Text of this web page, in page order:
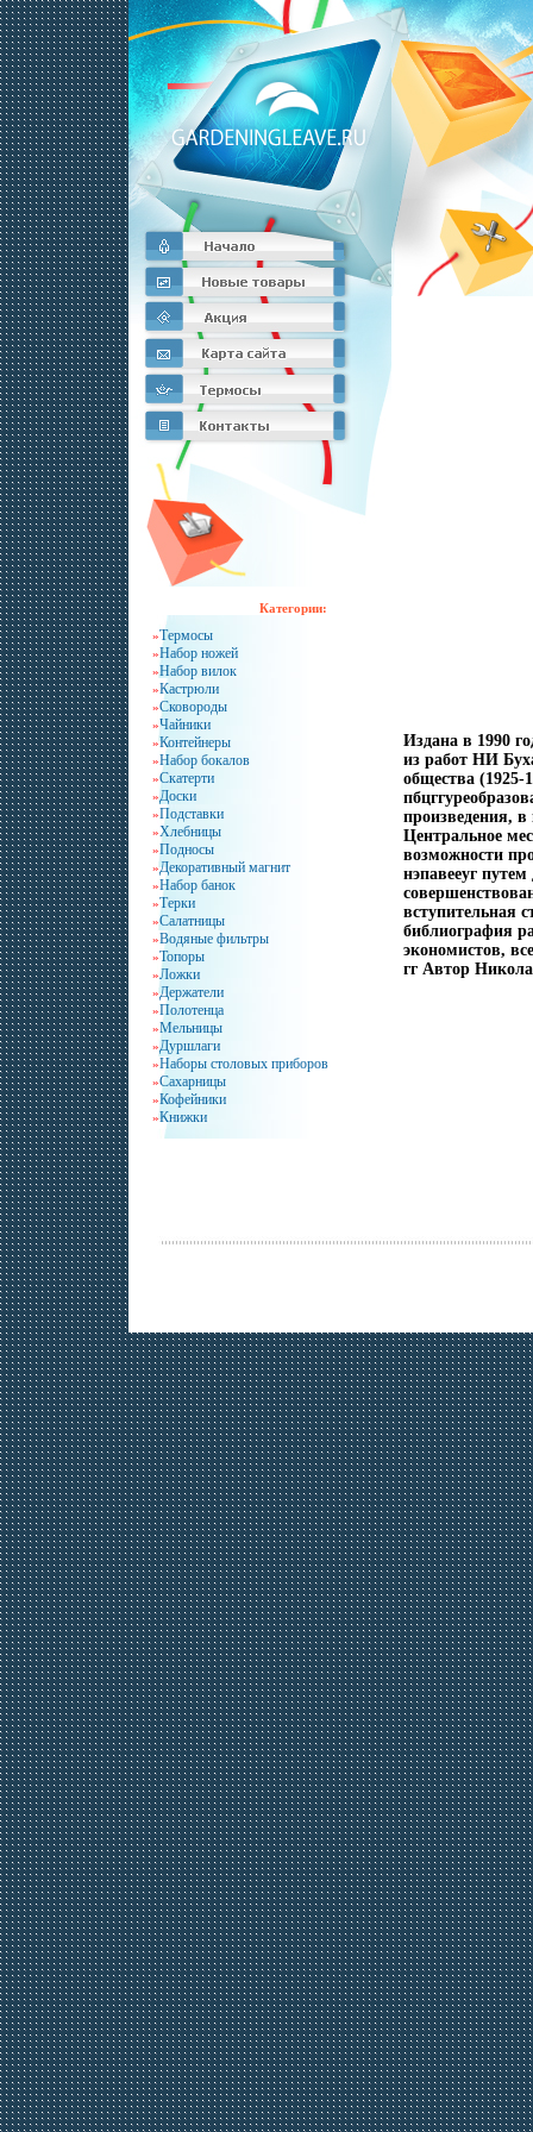
Категории:
»Термосы
»Набор ножей
»Набор вилок
»Кастрюли
»Сковороды
»Чайники
»Контейнеры
»Набор бокалов
»Скатерти
»Доски
»Подставки
»Хлебницы
»Подносы
»Декоративный магнит
»Набор банок
»Терки
»Салатницы
»Водяные фильтры
»Топоры
»Ложки
»Держатели
»Полотенца
»Мельницы
»Дуршлаги
»Наборы столовых приборов
»Сахарницы
»Кофейники
»Книжки
Издана в 1990
из работ НИ
общества (1925-
произведения,
Центральное
возможности
нэпавееуг
вступительная
библиография
экономистов,
гг Автор